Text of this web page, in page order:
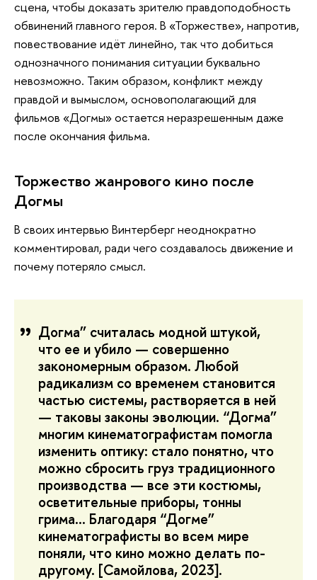
сцена, чтобы доказать зрителю правдоподобность
обвинений главного героя. В «Торжестве», напротив,
повествование идёт линейно, так что добиться
однозначного понимания ситуации буквально
невозможно. Таким образом, конфликт между
правдой и вымыслом, основополагающий для
фильмов «Догмы» остается неразрешенным даже
после окончания фильма.
Торжество жанрового кино после
Догмы
В своих интервью Винтерберг неоднократно
комментировал, ради чего создавалось движение и
почему потеряло смысл.
Догма” считалась модной штукой,
что ее и убило — совершенно
закономерным образом. Любой
радикализм со временем становится
частью системы, растворяется в ней
— таковы законы эволюции. “Догма”
многим кинематографистам помогла
изменить оптику: стало понятно, что
можно сбросить груз традиционного
производства — все эти костюмы,
осветительные приборы, тонны
грима… Благодаря “Догме”
кинематографисты во всем мире
поняли, что кино можно делать по-
другому. [Самойлова, 2023].